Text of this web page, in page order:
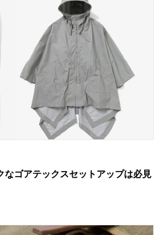
ゴアテックスセットアップは必見